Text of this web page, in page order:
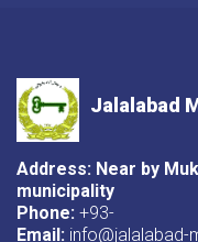
Jalalabad
Address: Near by
municipality
Phone: +93-
Email: info@jalalabad-